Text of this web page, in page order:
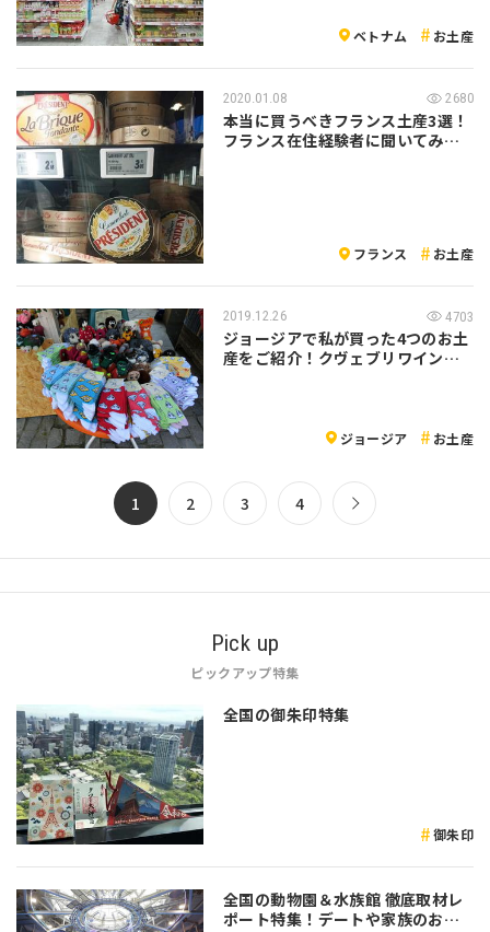
ベトナム お土産
2020.01.08 2680
本当に買うべきフランス土産3選！
フランス在住経験者に聞いてみま
フランス お土産
2019.12.26 4703
ジョージアで私が買った4つのお土
産をご紹介！クヴェブリワインや
ジョージア お土産
1 2 3 4
Pick up
ピックアップ特集
全国の御朱印特集
御朱印
全国の動物園＆水族館 徹底取材レ
ポート特集！デートや家族のおで